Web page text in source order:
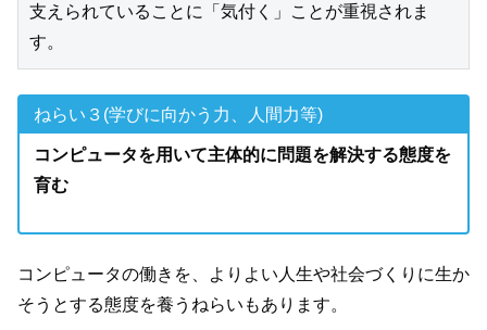
支えられていることに「気付く」ことが重視されま
す。
ねらい３(学びに向かう力、人間力等)
コンピュータを用いて主体的に問題を解決する態度を
育む
コンピュータの働きを、よりよい人生や社会づくりに生か
そうとする態度を養うねらいもあります。